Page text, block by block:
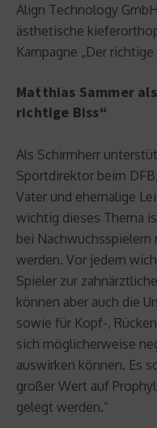
Align Technology
ästhetische
Kampagne „Der
Matthias Sammer
richtige Biss“
Als Schirmherr
Sportdirektor beim
Vater und ehemalige
wichtig dieses Thema
bei
werden. Vor jedem
Spieler zur
können aber auch die
sowie für Kopf-,
sich möglicherweise
auswirken können. Es
großer Wert auf
gelegt werden.“